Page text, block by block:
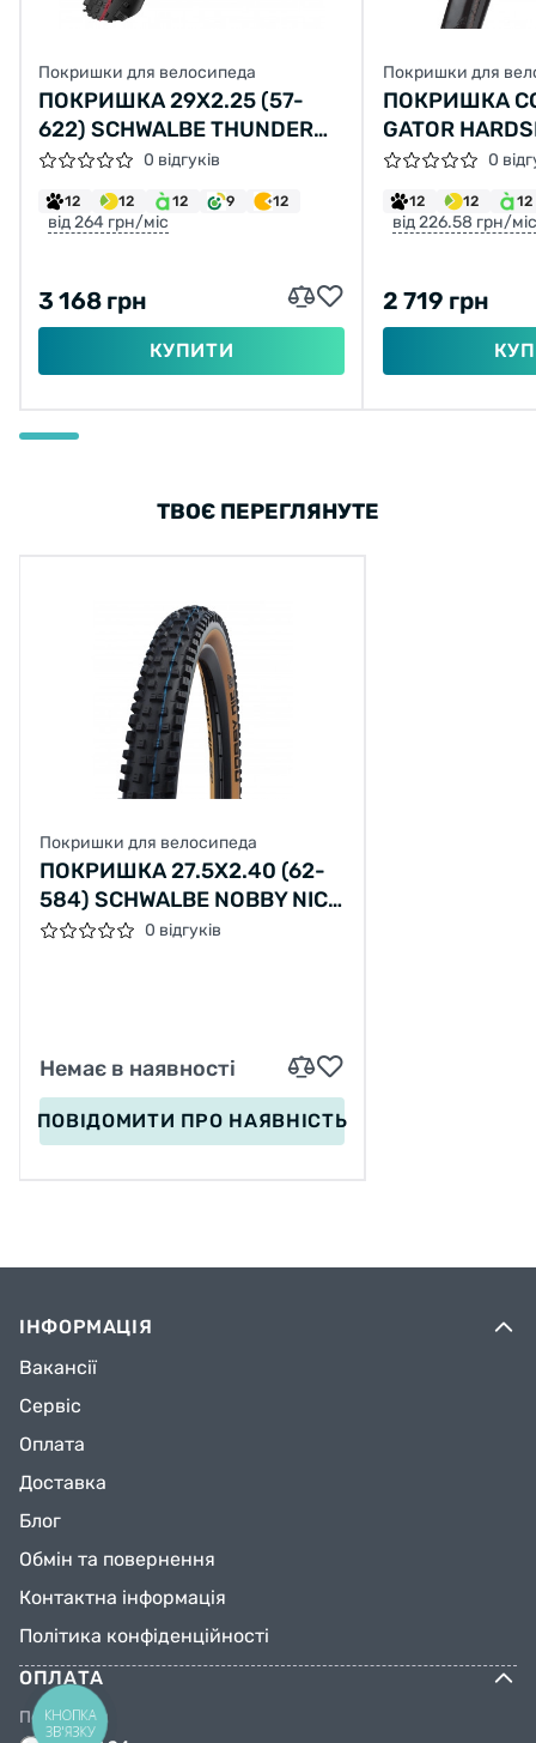
Покришки для велосипеда
ПОКРИШКА 29X2.25 (57-
622) SCHWALBE THUNDER
BURT SNAKESKIN FOLDING
0 відгуків
12 12 12 9 12
від 264 грн/міс
3 168 грн
КУПИТИ
Покришки для
ПОКРИШКА
GATOR
1/4, 32-630,
СКЛАДНА,
SKIN, 450ГР.
0
12 12 12
від 226.58 грн/міс
2 719 грн
ТВОЄ ПЕРЕГЛЯНУТЕ
Покришки для велосипеда
ПОКРИШКА 27.5X2.40 (62-
584) SCHWALBE NOBBY NIC
EVO SUPER GROUND TLE
0 відгуків
Немає в наявності
ПОВІДОМИТИ ПРО НАЯВНІСТЬ
ІНФОРМАЦІЯ
Вакансії
Сервіс
Оплата
Доставка
Блог
Обмін та повернення
Контактна інформація
Політика конфіденційності
ОПЛАТА
Переказом
КНОПКА
ЗВ'ЯЗКУ